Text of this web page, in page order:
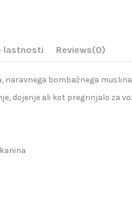
lastnosti Reviews(0)
naravnega bombažnega
dojenje ali kot pregrinjalo za